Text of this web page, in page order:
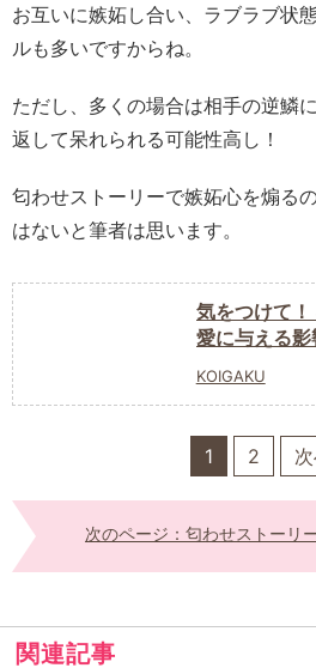
お互いに嫉妬し合い、ラブラブ状
ルも多いですからね。
ただし、多くの場合は相手の逆鱗
返して呆れられる可能性高し！
匂わせストーリーで嫉妬心を煽る
はないと筆者は思います。
気をつけて
愛に与える
KOIGAKU
1 2
次のページ：匂わせストーリ
関連記事